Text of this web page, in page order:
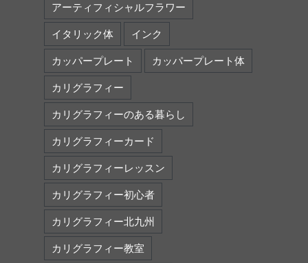
アーティフィシャルフラワー
イタリック体 インク
カッパープレート カッパープレート体
カリグラフィー
カリグラフィーのある暮らし
カリグラフィーカード
カリグラフィーレッスン
カリグラフィー初心者
カリグラフィー北九州
カリグラフィー教室